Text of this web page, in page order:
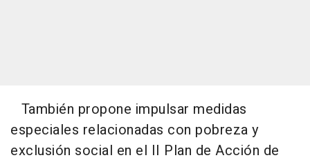
También propone impulsar medidas
especiales relacionadas con pobreza y
exclusión social en el II Plan de Acción de